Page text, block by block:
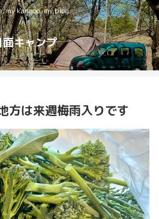
my kangoo, my blog
面キャンプ
方は来週梅雨入りです